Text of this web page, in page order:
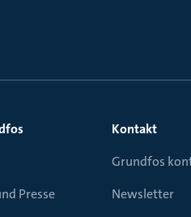
Presse
Kontakt
Grundfos
Newsletter